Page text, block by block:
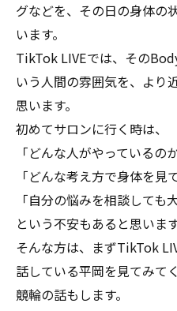
グなどを、その日の身体の
います。
TikTok LIVEでは、その
いう人間の雰囲気を、より
思います。
初めてサロンに行く時は、
「どんな人がやっているのか
「どんな考え方で身体を見
「自分の悩みを相談しても
という不安もあると思います
そんな方は、まずTikTok
話している平岡を見てみて
競輪の話もします。